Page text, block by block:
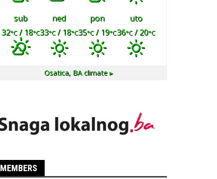
sub ned pon
uto
32°C/ 18°C33°C/ 18°C35°C/ 19°C36°C/ 20°C
Osatica, BAclimate ▸
MEMBERS